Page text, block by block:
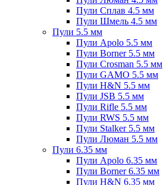
Пули Сплав 4.5 мм
Пули Шмель 4.5 мм
Пули 5.5 мм
Пули Apolo 5.5 мм
Пули Borner 5.5 мм
Пули Crosman 5.5 мм
Пули GAMO 5.5 мм
Пули H&N 5.5 мм
Пули JSB 5.5 мм
Пули Rifle 5.5 мм
Пули RWS 5.5 мм
Пули Stalker 5.5 мм
Пули Люман 5.5 мм
Пули 6.35 мм
Пули Apolo 6.35 мм
Пули Borner 6.35 мм
Пули H&N 6.35 мм